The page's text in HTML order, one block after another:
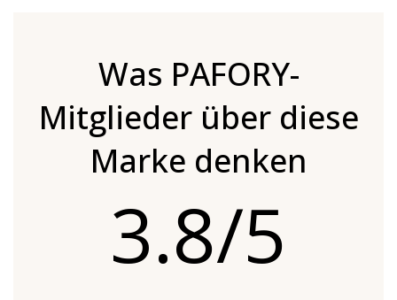
Was PAFORY-
Mitglieder über diese
Marke denken
3.8/5